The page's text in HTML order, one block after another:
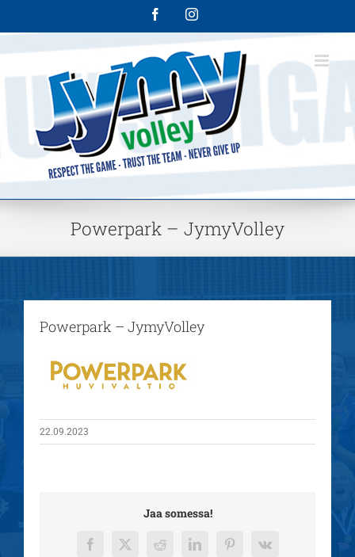
FacebookInstagram
Powerpark – JymyVolley
Powerpark – JymyVolley
22.09.2023
Jaa somessa!
Facebook
X RedditLinkedInPinterest
Vk